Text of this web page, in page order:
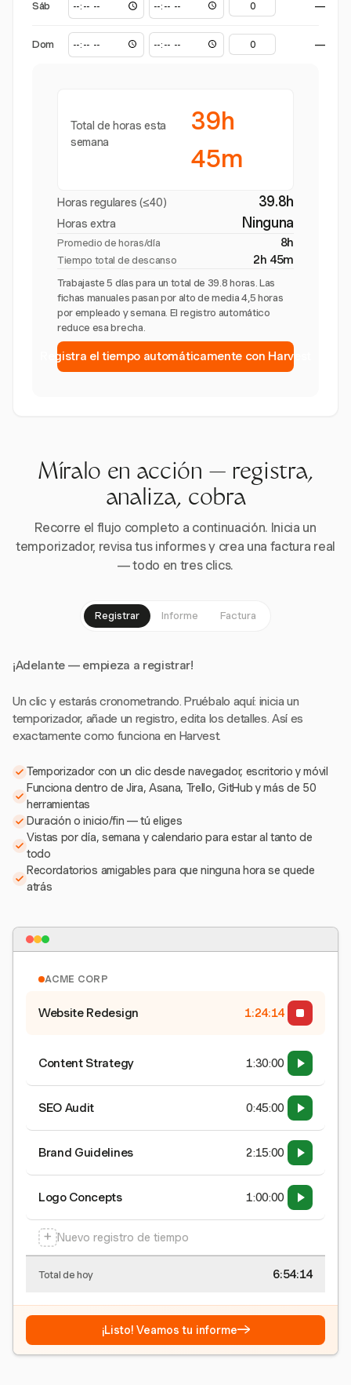
Sáb —
Dom —
Total de horas esta
semana
39h
45m
Horas regulares (≤40) 39.8h
Horas extra Ninguna
Promedio de horas/día 8h
Tiempo total de descanso 2h 45m
Trabajaste 5 días para un total de 39.8 horas. Las
fichas manuales pasan por alto de media 4,5 horas
por empleado y semana. El registro automático
reduce esa brecha.
Registra el tiempo automáticamente con Harvest
Míralo en acción — registra,
analiza, cobra
Recorre el flujo completo a continuación. Inicia un
temporizador, revisa tus informes y crea una factura real
— todo en tres clics.
Registrar Informe Factura
¡Adelante — empieza a registrar!
Un clic y estarás cronometrando. Pruébalo aquí: inicia un
temporizador, añade un registro, edita los detalles. Así es
exactamente como funciona en Harvest.
Temporizador con un clic desde navegador, escritorio y móvil
Funciona dentro de Jira, Asana, Trello, GitHub y más de 50
herramientas
Duración o inicio/fin — tú eliges
Vistas por día, semana y calendario para estar al tanto de
todo
Recordatorios amigables para que ninguna hora se quede
atrás
ACME CORP
Website Redesign 1:24:15
Content Strategy 1:30:00
SEO Audit 0:45:00
Brand Guidelines 2:15:00
Logo Concepts 1:00:00
+ Nuevo registro de tiempo
Total de hoy 6:54:15
¡Listo! Veamos tu informe→